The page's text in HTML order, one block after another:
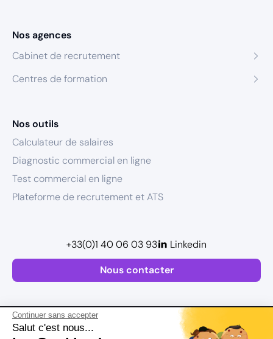
Continuer sans accepter
Salut c'est nous...
Nos agences
Cabinet de recrutement
Centres de formation
Nos outils
Calculateur de salaires
Diagnostic commercial en ligne
Test commercial en ligne
Plateforme de recrutement et ATS
Nous contacter
+33(0)1 40 06 03 93 Linkedin